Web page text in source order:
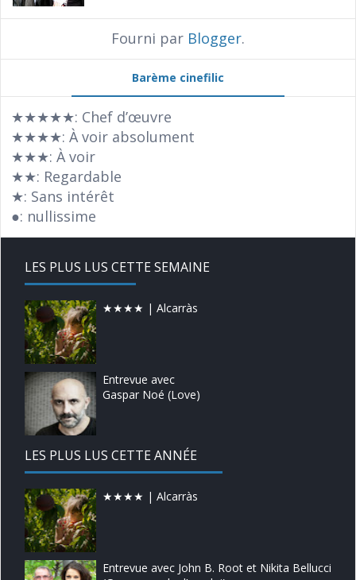
Fourni par Blogger.
Barème cinefilic
★★★★★: Chef d’œuvre
★★★★: À voir absolument
★★★: À voir
★★: Regardable
★: Sans intérêt
●: nullissime
LES PLUS LUS CETTE SEMAINE
★★★★ | Alcarràs
Entrevue avec
Gaspar Noé (Love)
LES PLUS LUS CETTE ANNÉE
★★★★ | Alcarràs
Entrevue avec John B. Root et Nikita Bellucci